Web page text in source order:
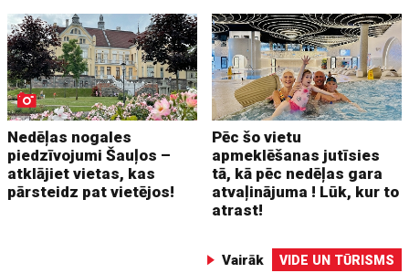
Nedēļas nogales
piedzīvojumi Šauļos –
atklājiet vietas, kas
pārsteidz pat vietējos!
Pēc šo vietu
apmeklēšanas jutīsies
tā, kā pēc nedēļas gara
atvaļinājuma ! Lūk, kur to
atrast!
Vairāk VIDE UN TŪRISMS